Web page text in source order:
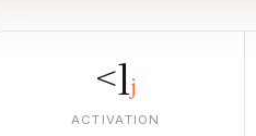
<1j
ACTIVATION